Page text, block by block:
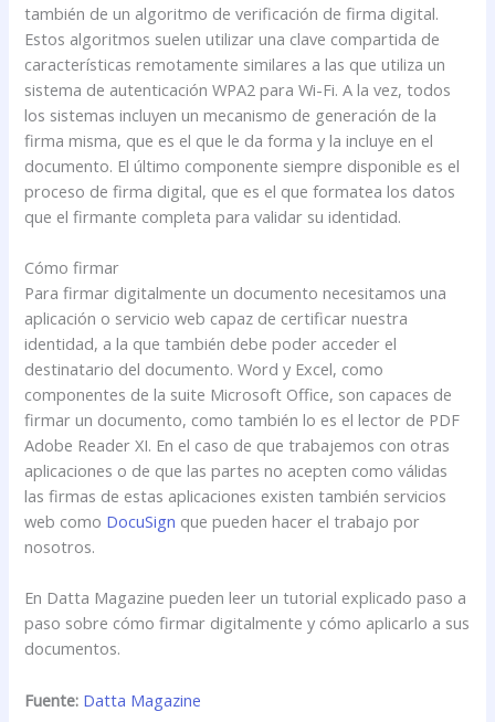
también de un algoritmo de verificación de firma digital.
Estos algoritmos suelen utilizar una clave compartida de
características remotamente similares a las que utiliza un
sistema de autenticación WPA2 para Wi-Fi. A la vez, todos
los sistemas incluyen un mecanismo de generación de la
firma misma, que es el que le da forma y la incluye en el
documento. El último componente siempre disponible es el
proceso de firma digital, que es el que formatea los datos
que el firmante completa para validar su identidad.
Cómo firmar
Para firmar digitalmente un documento necesitamos una
aplicación o servicio web capaz de certificar nuestra
identidad, a la que también debe poder acceder el
destinatario del documento. Word y Excel, como
componentes de la suite Microsoft Office, son capaces de
firmar un documento, como también lo es el lector de PDF
Adobe Reader XI. En el caso de que trabajemos con otras
aplicaciones o de que las partes no acepten como válidas
las firmas de estas aplicaciones existen también servicios
web como DocuSign que pueden hacer el trabajo por
nosotros.
En Datta Magazine pueden leer un tutorial explicado paso a
paso sobre cómo firmar digitalmente y cómo aplicarlo a sus
documentos.
Fuente: Datta Magazine